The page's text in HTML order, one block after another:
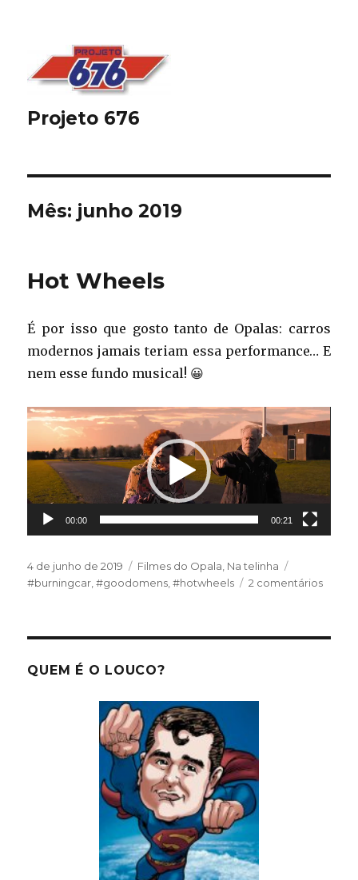
Projeto 676
Mês: junho 2019
Hot Wheels
É por isso que gosto tanto de Opalas: carros
modernos jamais teriam essa performance… E
nem esse fundo musical! 😀
Tocador
vídeo
00:00 00:21
Publicado
em
4 de junho de 2019 Categorias
Filmes do Opala Na telinha
#burningcar ,#goodomens ,#hotwheels 2 comentáriosem
QUEM É O LOUCO?